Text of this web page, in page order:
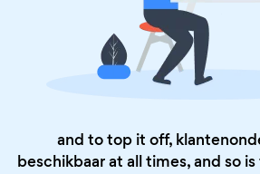
and to top it off,
beschikbaar at all times, and so